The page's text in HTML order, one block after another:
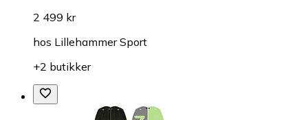
2 499 kr
hos Lillehammer Sport
+2 butikker